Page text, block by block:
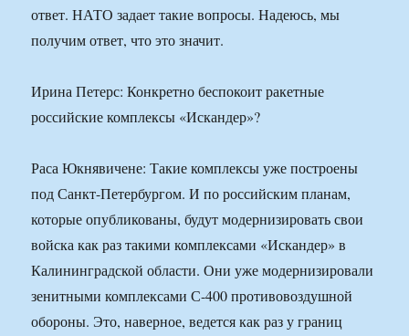
ответ. НАТО задает такие вопросы. Надеюсь, мы
получим ответ, что это значит.
Ирина Петерс: Конкретно беспокоит ракетные
российские комплексы «Искандер»?
Раса Юкнявичене: Такие комплексы уже построены
под Санкт-Петербургом. И по российским планам,
которые опубликованы, будут модернизировать свои
войска как раз такими комплексами «Искандер» в
Калининградской области. Они уже модернизировали
зенитными комплексами С-400 противовоздушной
обороны. Это, наверное, ведется как раз у границ